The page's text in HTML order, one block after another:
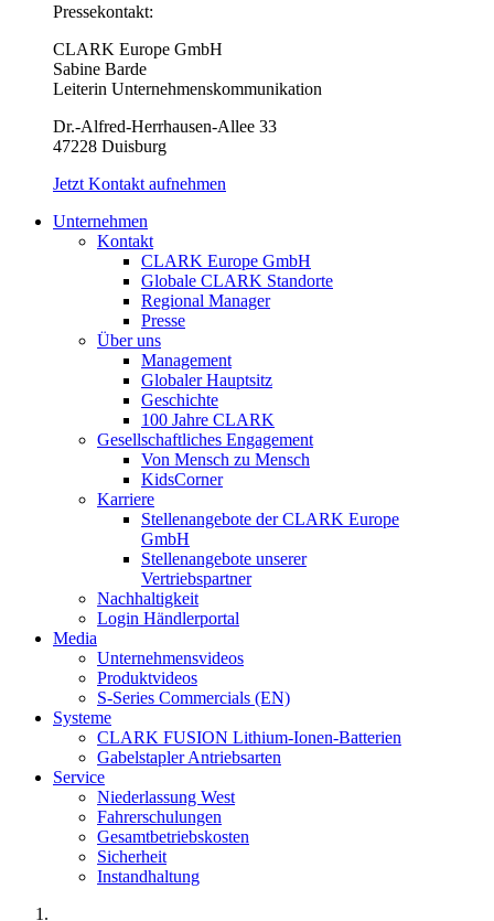
Pressekontakt:
CLARK Europe GmbH
Sabine Barde
Leiterin Unternehmenskommunikation
Dr.-Alfred-Herrhausen-Allee 33
47228 Duisburg
Jetzt Kontakt aufnehmen
Unternehmen
Kontakt
CLARK Europe GmbH
Globale CLARK Standorte
Regional Manager
Presse
Über uns
Management
Globaler Hauptsitz
Geschichte
100 Jahre CLARK
Gesellschaftliches Engagement
Von Mensch zu Mensch
KidsCorner
Karriere
Stellenangebote der CLARK Europe
GmbH
Stellenangebote unserer
Vertriebspartner
Nachhaltigkeit
Login Händlerportal
Media
Unternehmensvideos
Produktvideos
S-Series Commercials (EN)
Systeme
CLARK FUSION Lithium-Ionen-Batterien
Gabelstapler Antriebsarten
Service
Niederlassung West
Fahrerschulungen
Gesamtbetriebskosten
Sicherheit
Instandhaltung